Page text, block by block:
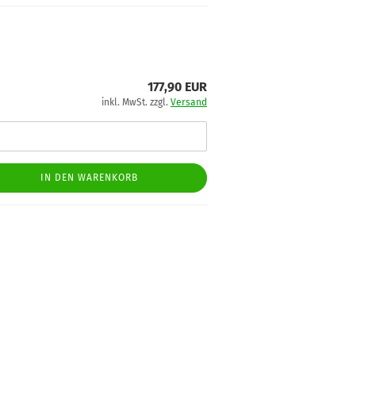
177,90 EUR
inkl. MwSt. zzgl. Versand
IN DEN WARENKORB